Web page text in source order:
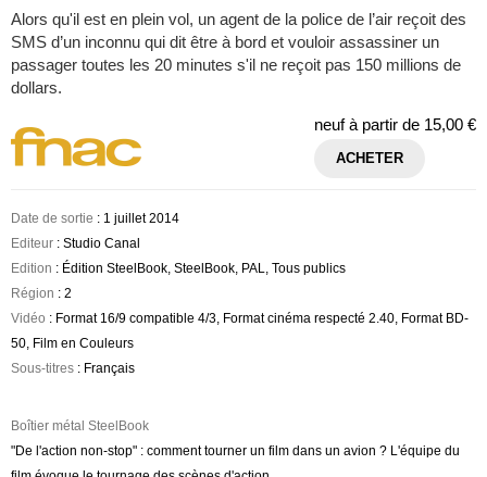
Alors qu'il est en plein vol, un agent de la police de l’air reçoit des
SMS d’un inconnu qui dit être à bord et vouloir assassiner un
passager toutes les 20 minutes s'il ne reçoit pas 150 millions de
dollars.
neuf à partir de 15,00 €
ACHETER
Date de sortie : 1 juillet 2014
Editeur : Studio Canal
Edition : Édition SteelBook, SteelBook, PAL, Tous publics
Région : 2
Vidéo : Format 16/9 compatible 4/3, Format cinéma respecté 2.40, Format BD-
50, Film en Couleurs
Sous-titres : Français
Boîtier métal SteelBook
"De l'action non-stop" : comment tourner un film dans un avion ? L'équipe du